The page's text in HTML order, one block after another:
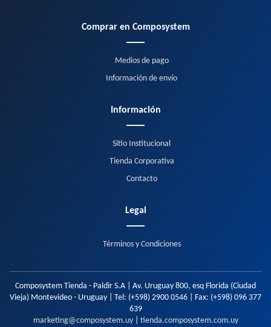
Comprar en Composystem
Medios de pago
Información de envío
Información
Sitio Institucional
Tienda Corporativa
Contacto
Legal
Términos y Condiciones
Composystem Tienda - Paldir S.A | Av. Uruguay 800, esq Florida (Ciudad
Vieja) Montevideo - Uruguay | Tel: (+598) 2900 0546 | Fax: (+598) 096 377
639
marketing@composystem.uy| tienda.composystem.com.uy